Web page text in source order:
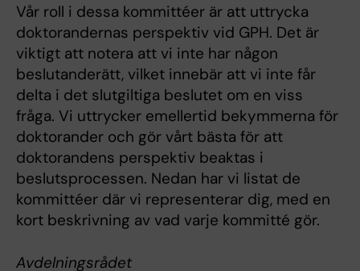
Vår roll i dessa kommittéer är att uttrycka
doktorandernas perspektiv vid GPH. Det är
viktigt att notera att vi inte har någon
beslutanderätt, vilket innebär att vi inte får
delta i det slutgiltiga beslutet om en viss
fråga. Vi uttrycker emellertid bekymmerna för
doktorander och gör vårt bästa för att
doktorandens perspektiv beaktas i
beslutsprocessen. Nedan har vi listat de
kommittéer där vi representerar dig, med en
kort beskrivning av vad varje kommitté gör.
Avdelningsrådet